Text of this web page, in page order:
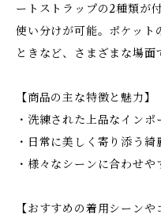
ートストラップの2種類が
使い分けが可能。ポケット
ときなど、さまざまな場面
【商品の主な特徴と魅力】
・洗練された上品なインポ
・日常に美しく寄り添う綺
・様々なシーンに合わせ
【おすすめの着用シーンや